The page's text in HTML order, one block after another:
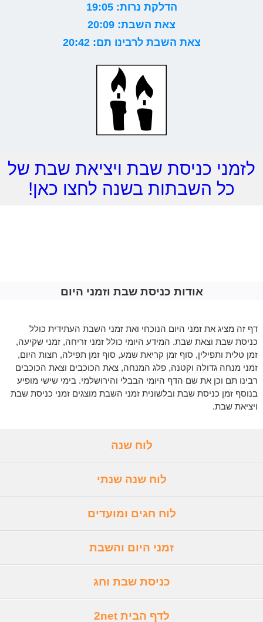
הדלקת נרות: 19:05
צאת השבת: 20:09
צאת השבת לרבינו תם: 20:42
לזמני כניסת שבת ויציאת שבת של
כל השבתות בשנה לחצו כאן!
אודות כניסת שבת וזמני היום
דף זה מציג את זמני היום הנוכחי ואת זמני השבת העתידית כולל
כניסת שבת וצאת שבת. המידע היומי כולל זמני זריחה, זמני שקיעה,
זמן טלית ותפילין, סוף זמן קריאת שמע, סוף זמן תפילה, חצות היום,
זמני מנחה גדולה וקטנה, פלג המנחה, צאת הכוכבים וצאת הכוכבים
רבינו תם וכן את שם הדף היומי הבבלי והירושלמי. בימי שישי מופיע
בנוסף זמן כניסת שבת ובלשונית זמני השבת מוצגים זמני כניסת שבת
ויציאת שבת.
לוח שנה
לוח שנה שנתי
לוח חגים ומועדים
זמני היום והשבת
כניסת שבת וחג
לדף הבית 2net